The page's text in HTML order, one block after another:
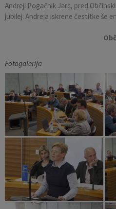
Andreji Pogačnik Jarc, pred
jubilej. Andreja iskrene čestitke še
Fotogalerija